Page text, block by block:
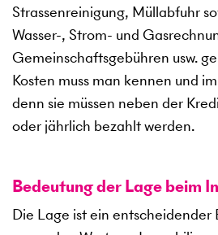
Strassenreinigung, Müllabfuhr
Wasser-, Strom- und
Gemeinschaftsgebühren usw.
Kosten muss man kennen und
denn sie müssen neben der
oder jährlich bezahlt werden.
Bedeutung der Lage beim
Die Lage ist ein entscheidender